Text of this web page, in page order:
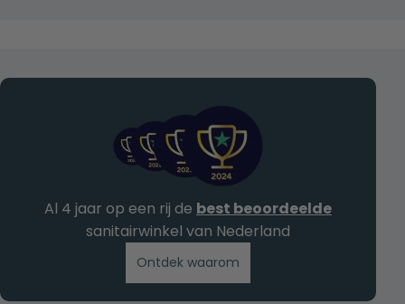
Al 4 jaar op een rij de best beoordeelde
sanitairwinkel van Nederland
Ontdek waarom